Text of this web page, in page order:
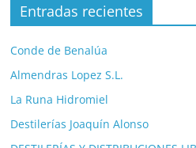
Entradas recientes
Conde de Benalúa
Almendras Lopez S.L.
La Runa Hidromiel
Destilerías Joaquín Alonso